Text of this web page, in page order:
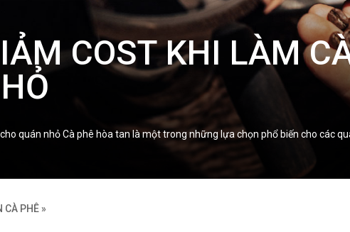
COST KHI LÀM
quán nhỏ Cà phê hòa tan là một trong những lựa chọn phổ biến cho các
CÀ PHÊ »